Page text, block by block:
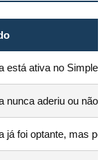
está ativa no Simples
nunca aderiu ou não
já foi optante, mas